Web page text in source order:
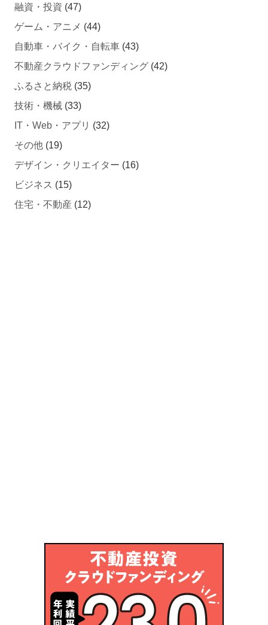
ゲーム・アニメ
自動車・バイク・自転車
不動産クラウドファンディング
ふるさと納税 (35)
技術・機械(33)
IT・Web・アプリ
その他(19)
デザイン・クリエイター
ビジネス (15)
住宅・不動産